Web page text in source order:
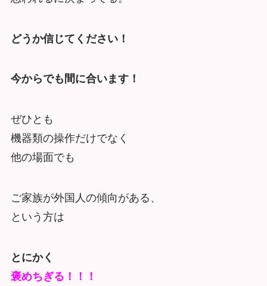
どうか信じてください！
今からでも間に合います！
ぜひとも
機器類の操作だけでなく
他の場面でも
ご家族が外国人の傾向がある、
という方は
とにかく
褒めちぎる！！！